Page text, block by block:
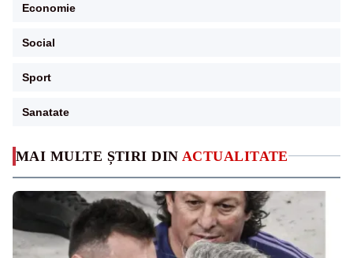
MAI MULTE ȘTIRI DIN ACTUALITATE
Economie
Social
Sport
Sanatate